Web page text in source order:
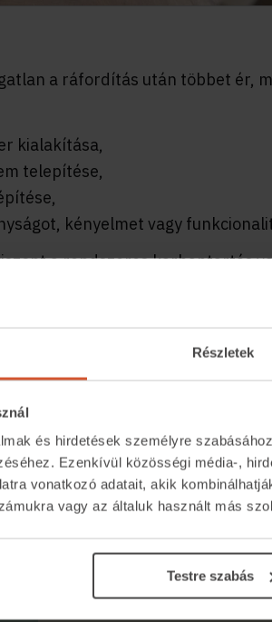
Részletek
és hirdetések személyre
Ezenkívül közösségi média-,
vonatkozó adatait, akik
vagy az általuk használt más
Testre szabás
a ráfordítás után többet ér,
kialakítása,
telepítése,
kényelmet vagy
a rendszereskarbantartás
fenntartását, nem pedig
előtt
állapotát javítja, hanem piaci
eszköz is lehet.
stratégiát, amikor egy
áron értékesítenek.
modern fürdőszoba vagy